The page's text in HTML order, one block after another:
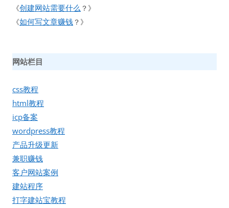
《创建网站需要什么 ？》
《如何写文章赚钱 ？》
网站栏目
css教程
html教程
icp备案
wordpress教程
产品升级更新
兼职赚钱
客户网站案例
建站程序
打字建站宝教程